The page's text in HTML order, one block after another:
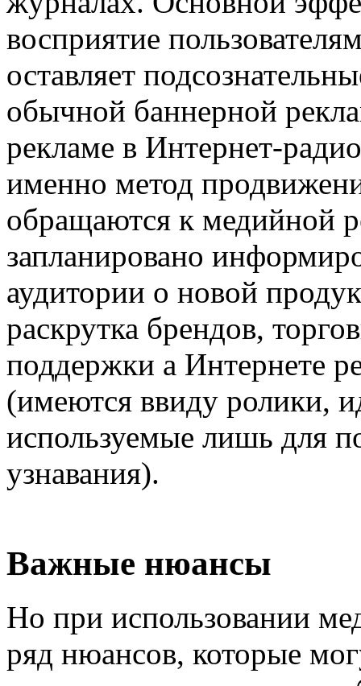
восприятие
оставляет
обычной баннерной
рекламе в Интернет-
именно метод
обращаются к медийной
запланировано
аудитории о новой
раскрутка брендов,
поддержки а Интернете
(имеются ввиду ролики,
используемые лишь для
узнавания).
Важные нюансы
Но при использовании
ряд нюансов, которые